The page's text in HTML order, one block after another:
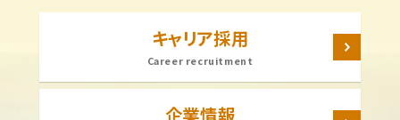
キャリア採用
Career recruitment
企業情報